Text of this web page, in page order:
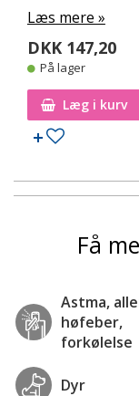
Læs mere »
DKK 147,20
På lager
Læg i kurv
Tilføj til
Få
Astma,
høfeber,
forkølelse
Dyr